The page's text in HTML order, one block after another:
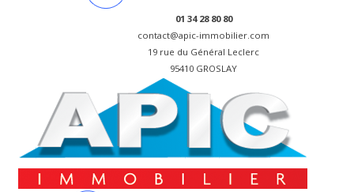
01 34 28 80 80
contact@apic-immobilier.com
19 rue du Général Leclerc
95410 GROSLAY